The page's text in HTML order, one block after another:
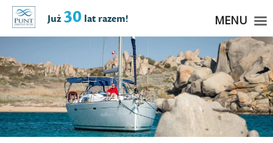
Już30 lat razem! MENU